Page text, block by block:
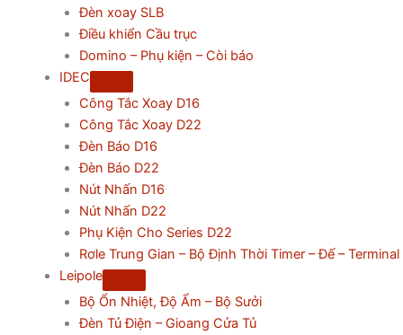
Đèn xoay SLB
Điều khiển Cầu trục
Domino – Phụ kiện – Còi báo
IDEC
Công Tắc Xoay D16
Công Tắc Xoay D22
Đèn Báo D16
Đèn Báo D22
Nút Nhấn D16
Nút Nhấn D22
Phụ Kiện Cho Series D22
Rơle Trung Gian – Bộ Định Thời Timer – Đế – Terminal
Leipole
Bộ Ổn Nhiệt, Độ Ẩm – Bộ Sưởi
Đèn Tủ Điện – Gioang Cửa Tủ